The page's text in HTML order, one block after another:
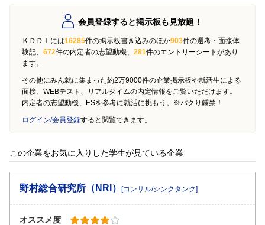
会員登録すると掲示板も見放題！
ＫＤＤＩには16285件の掲示板書き込みのほか903件の選考・面接体
験記、 672件の内定者の志望動機、 281件のエントリーシートがあり
ます。
その他にみん就に集まった約2万9000件の企業掲示板や就活生による
面接、WEBテスト、リアルタイムの内定情報をご覧いただけます。
内定者の志望動機、ESを参考に就活に挑もう。※パクり厳禁！
ログイン/会員登録すると閲覧できます。
この企業をお気に入りした学生が見ている企業
野村総合研究所（NRI） [コンサル/シンクタンク]
オススメ度